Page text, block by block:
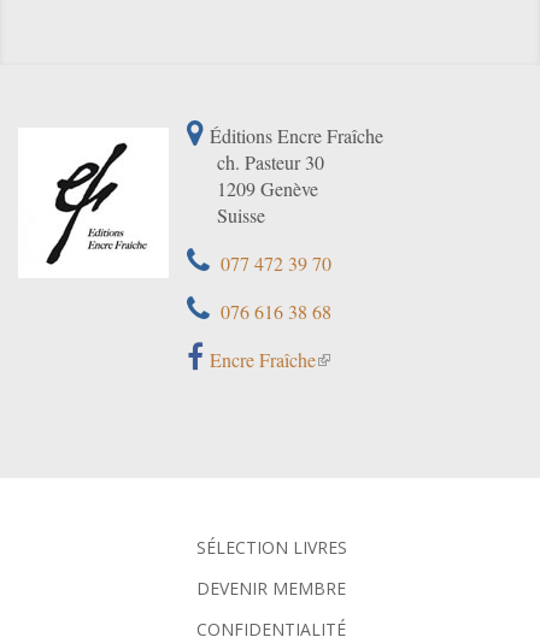
Éditions Encre Fraîche
ch. Pasteur 30
1209 Genève
Suisse
077 472 39 70
076 616 38 68
Encre Fraîche
SÉLECTION LIVRES
DEVENIR MEMBRE
CONFIDENTIALITÉ